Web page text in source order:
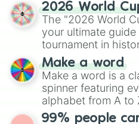
Emerald,
various shades of
maximum variety
specific color
2026 World
The "2026 World
your ultimate
tournament in
prepares for the
wheel features all
secured their
Mexico, and
Make a word
Make a word is a
spinner featuring
alphabet from A to
straightforward
99% people